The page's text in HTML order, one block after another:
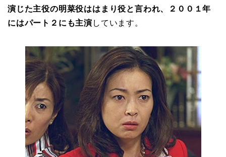
演じた主役の明菜役ははまり役と言われ、２００１年
にはパート２にも主演 しています。